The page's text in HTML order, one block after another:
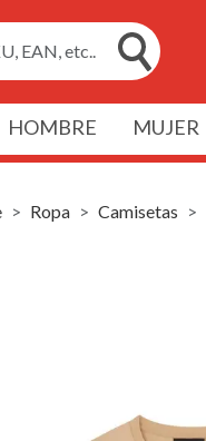
EAN, etc..
HOMBRE MUJER
Ropa Camisetas